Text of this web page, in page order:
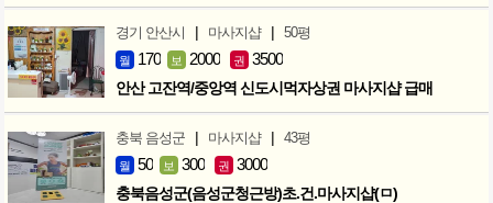
경기 안산시 | 마사지샵 | 50평
월 170 보 2000 권 3500
안산 고잔역/중앙역 신도시먹자상권 마사지샵 급매
충북 음성군 | 마사지샵 | 43평
월 50 보 300 권 3000
충북음성군(음성군청근방)초.건.마사지샵(ㅁ)